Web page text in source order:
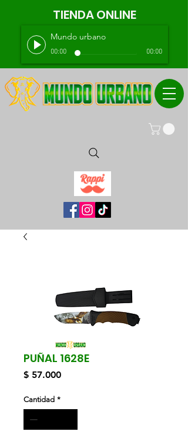
TIENDA ONLINE
Mundo urbano
00:00 00:00
PUÑAL 1628E
$ 57.000Precio
Cantidad *